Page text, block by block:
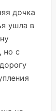
дочка
ушла в
но с